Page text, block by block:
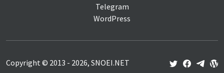
Telegram
WordPress
Copyright © 2013 - 2026, SNOEI.NET